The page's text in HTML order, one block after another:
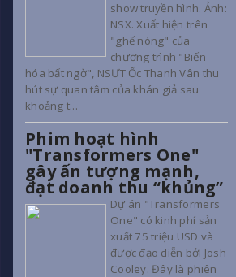
show truyền hình. Ảnh:
NSX. Xuất hiện trên
"ghế nóng" của
chương trình "Biến
hóa bất ngờ", NSƯT Ốc Thanh Vân thu
hút sự quan tâm của khán giả sau
khoảng t...
Phim hoạt hình
"Transformers One"
gây ấn tượng mạnh,
đạt doanh thu “khủng”
Dự án "Transformers
One" có kinh phí sản
xuất 75 triệu USD và
được đạo diễn bởi Josh
Cooley. Đây là phiên